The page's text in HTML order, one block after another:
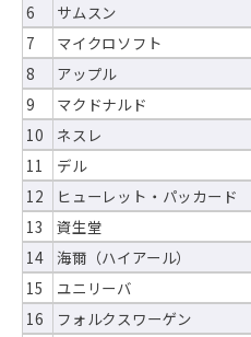
6
サムスン
7
マイクロソフト
8
アップル
9
マクドナルド
10
ネスレ
11
デル
12
ヒューレット・パッカード
13
資生堂
14
海爾（ハイアール）
15
ユニリーバ
16
フォルクスワーゲン